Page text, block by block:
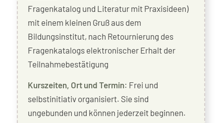
Fragenkatalog und Literatur mit Praxisideen)
mit einem kleinen Gruß aus dem
Bildungsinstitut, nach Retournierung des
Fragenkatalogs elektronischer Erhalt der
Teilnahmebestätigung
Kurszeiten, Ort und Termin: Frei und
selbstinitiativ organisiert. Sie sind
ungebunden und können jederzeit beginnen.